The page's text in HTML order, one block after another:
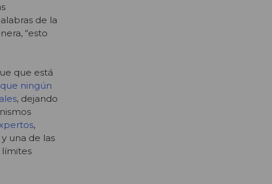
de la
“esto
que está
ningún
, dejando
,
una de las